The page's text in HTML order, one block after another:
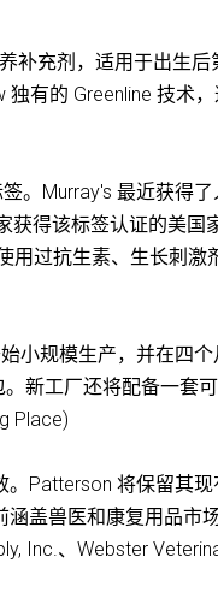
补充剂，适用于出生后
有的 Greenline 技术
。Murray's 最近获得
获得该标签认证的美国
过抗生素、生长刺激
小规模生产，并在四个
新工厂还将配备一套
Place)
。Patterson 将保留其现
盖兽医和康复用品市场
Inc.、Webster